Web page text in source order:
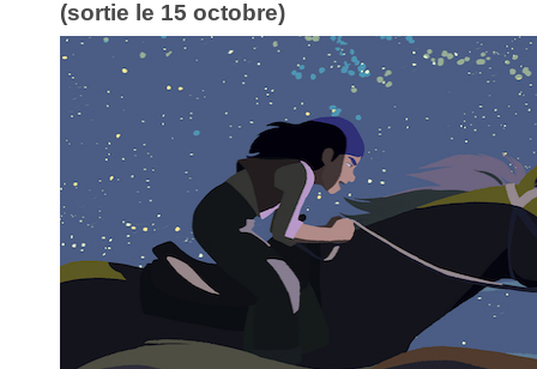
(sortie le 15 octobre)